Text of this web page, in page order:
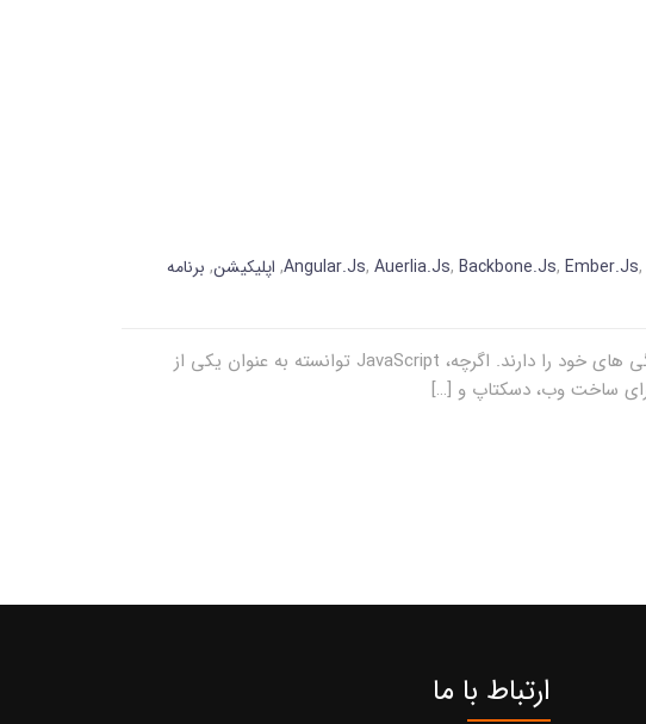
Angular.Js, Auerlia.Js, Backbone.Js, Ember.Js,
, اپلیکیشن, برنامه
امروزه بسیاری از زبان های برنامه نویسی در تمام دنیا استفاده می شوند که هر کدام اهداف، مزایا و معایب و پیچیدگی های خود را دارند. اگرچه، JavaScript توانسته به عنوان یکی از
ارتباط با ما